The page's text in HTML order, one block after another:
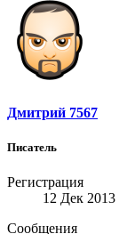
Дмитрий 7567
Писатель
Регистрация
12 Дек 2013
Сообщения